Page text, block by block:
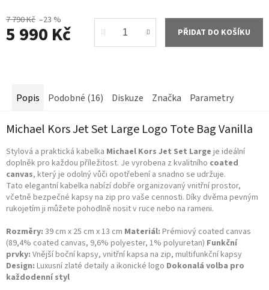
7 790 Kč –23 %
5 990 Kč PŘIDAT DO KOŠÍKU
Popis Podobné (16) Diskuze Značka Parametry
Michael Kors Jet Set Large Logo Tote Bag Vanilla
Stylová a praktická kabelka Michael Kors Jet Set Large je ideální
doplněk pro každou příležitost. Je vyrobena z kvalitního coated
canvas, který je odolný vůči opotřebení a snadno se udržuje.
Tato elegantní kabelka nabízí dobře organizovaný vnitřní prostor,
včetně bezpečné kapsy na zip pro vaše cennosti. Díky dvěma pevným
rukojetím ji můžete pohodlně nosit v ruce nebo na rameni.
Rozměry: 39 cm x 25 cm x 13 cm Materiál: Prémiový coated canvas
(89,4% coated canvas, 9,6% polyester, 1% polyuretan) Funkční
prvky: Vnější boční kapsy, vnitřní kapsa na zip, multifunkční kapsy
Design: Luxusní zlaté detaily a ikonické logo Dokonalá volba pro
každodenní styl